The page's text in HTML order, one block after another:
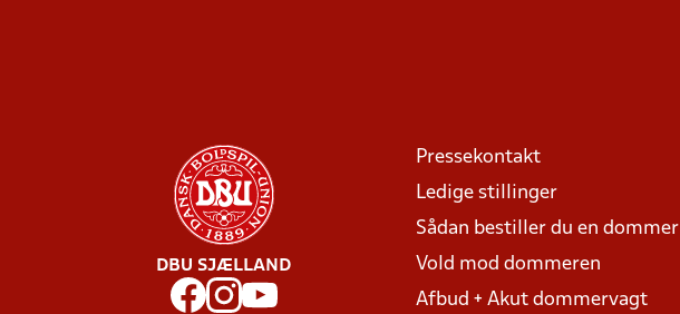
DBU SJÆLLAND
Pressekontakt
Ledige stillinger
Sådan bestiller du en dommer
Vold mod dommeren
Afbud + Akut dommervagt